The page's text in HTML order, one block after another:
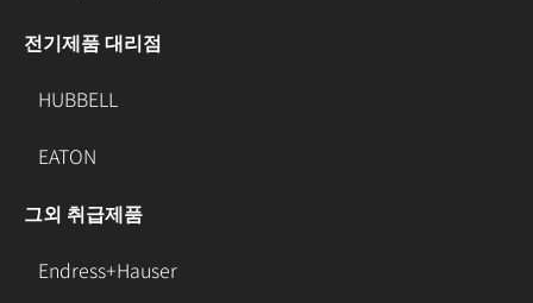
전기제품 대리점
HUBBELL
EATON
그외 취급제품
Endress+Hauser